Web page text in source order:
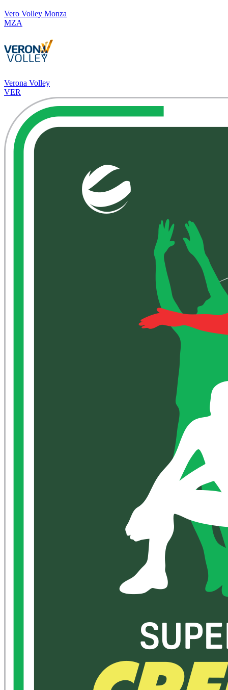
Vero Volley Monza
MZA
Verona Volley
VER